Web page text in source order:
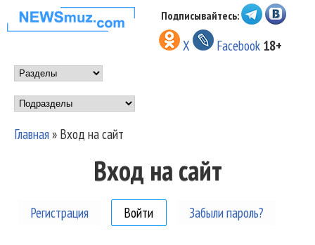
Перейти к основному
содержанию
НОВОСТИ
МУЗЫКИ И
ШОУ БИЗНЕСА
NEWSMUZ.COM
Подписывайтесь:
X Facebook 18+
Main menu
Подразделы
Вы здесь
Главная» Вход на сайт
Вход на сайт
Регистрация Войти (активная вкладка)
Забыли пароль?